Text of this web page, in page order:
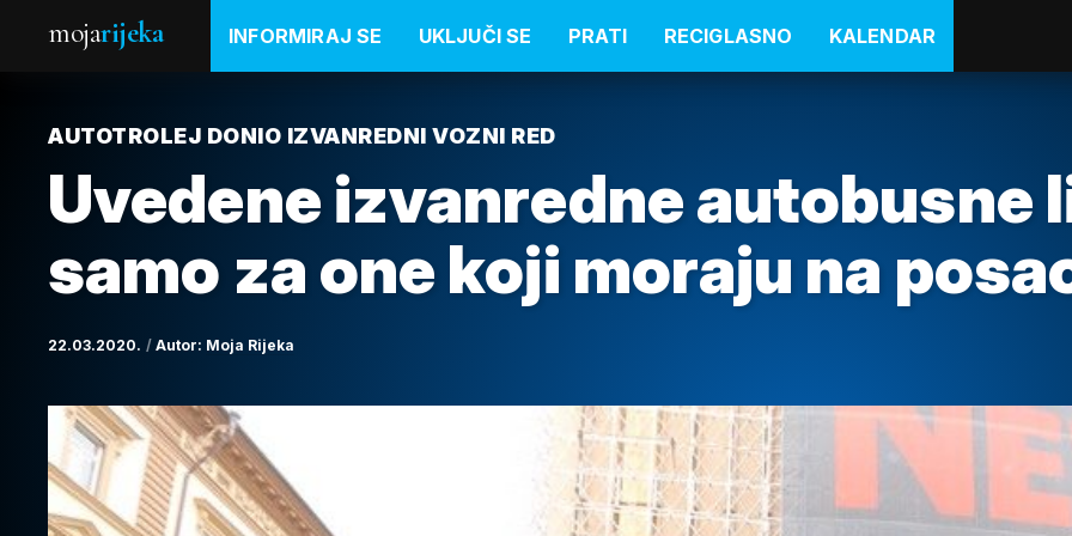
mojarijeka INFORMIRAJ SE UKLJUČI SE PRATI RECIGLASNO KALENDAR
AUTOTROLEJ DONIO IZVANREDNI VOZNI RED
Uvedene izvanredne autobusne
samo za one koji moraju na
22.03.2020. Autor: Moja Rijeka